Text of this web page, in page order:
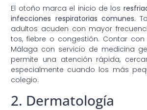
El otoño marca el inicio de los
infecciones respiratorias comunes.
adultos acuden con mayor
tos, fiebre o congestión. Contar
Málaga con servicio de medicina
permite una atención rápida,
especialmente cuando los más
colegio.
2. Dermatología